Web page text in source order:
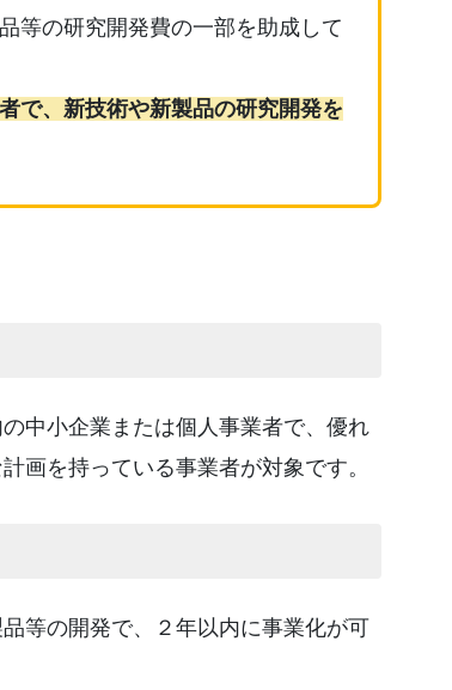
等の研究開発費の一部を助成して
で、新技術や新製品の研究開発を
中小企業または個人事業者で、優れ
画を持っている事業者が対象です。
等の開発で、２年以内に事業化が可